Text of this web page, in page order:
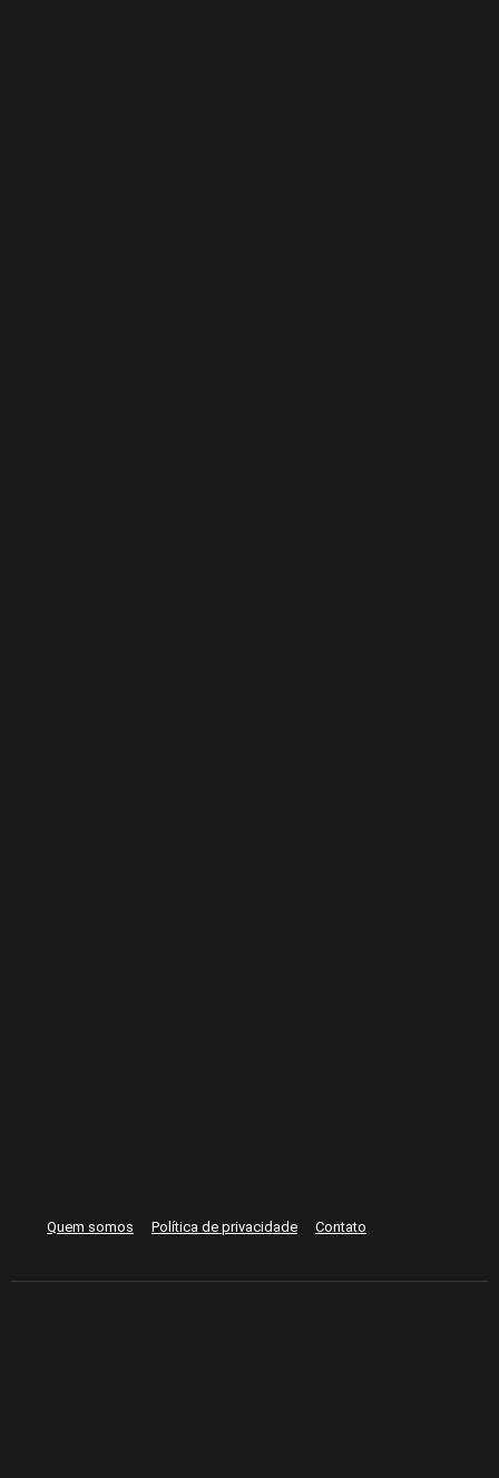
Quem somos Política de privacidade Contato